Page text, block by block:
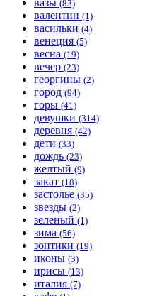
вазы (83)
валентин (1)
васильки (4)
венеция (5)
весна (19)
вечер (23)
георгины (2)
город (94)
горы (41)
девушки (314)
деревня (42)
дети (33)
дождь (23)
желтый (9)
закат (18)
застолье (35)
звезды (2)
зеленый (1)
зима (56)
зонтики (19)
иконы (3)
ирисы (13)
италия (7)